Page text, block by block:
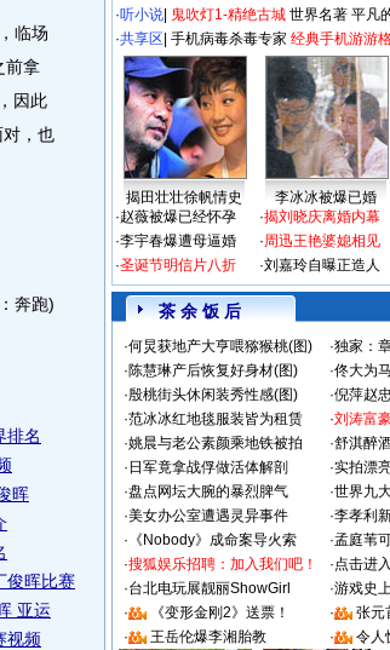
临场
前拿
因此
，也
奔跑)
排名
晖
俊晖比赛
亚运
视频
·听小说 鬼吹灯1-精绝古城 世界名著 平凡
·共享区 手机病毒杀毒专家 经典手机游游
揭田壮壮徐帆情史 李冰冰被爆已婚
·赵薇被爆已经怀孕
·李宇春爆遭母逼婚
·圣诞节明信片八折
·揭刘晓庆离婚内幕
·周迅王艳婆媳相见
·刘嘉玲自曝正造人
茶 余 饭 后
·何炅获地产大亨喂猕猴桃(图) ·独家：
·陈慧琳产后恢复好身材(图) ·佟大为
·殷桃街头休闲装秀性感(图) ·倪萍赵
·范冰冰红地毯服装皆为租赁 ·刘涛富
·姚晨与老公素颜乘地铁被拍 ·舒淇醉
· 日军竟拿战俘做活体解剖 ·实拍漂
·盘点网坛大腕的暴烈脾气 ·世界九
·美女办公室遭遇灵异事件 ·李孝利
· 《Nobody》成命案导火索 ·孟庭苇
·搜狐娱乐招聘：加入我们吧！ ·点击进
·台北电玩展靓丽ShowGirl ·游戏史
·
《变形金刚2》送票！ ·
张元
·
王岳伦爆李湘胎教 · 令人